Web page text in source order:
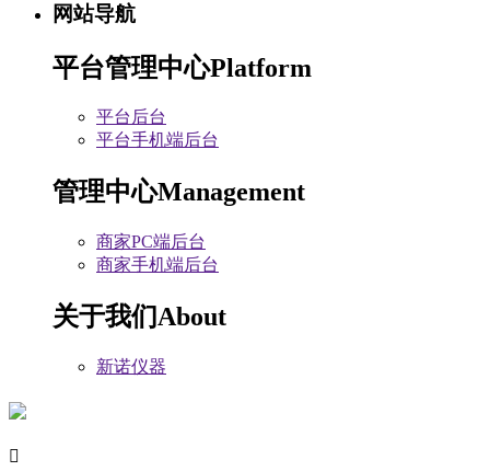
网站导航
平台管理中心Platform
平台后台
平台手机端后台
管理中心Management
商家PC端后台
商家手机端后台
关于我们About
新诺仪器
